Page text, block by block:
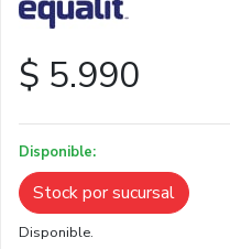
$ 5.990
Disponible:
Stock por sucursal
Disponible.